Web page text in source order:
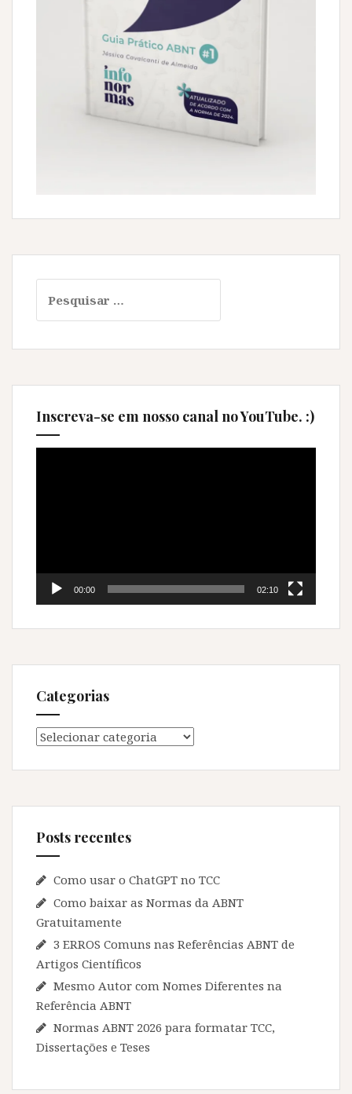
por:
Inscreva-se em nosso canal no YouTube. :)
00:00 02:10
Categorias
Categorias
Posts recentes
Como usar o ChatGPT no TCC
Como baixar as Normas da ABNT
Gratuitamente
3 ERROS Comuns nas Referências ABNT de
Artigos Científicos
Mesmo Autor com Nomes Diferentes na
Referência ABNT
Normas ABNT 2026 para formatar TCC,
Dissertações e Teses